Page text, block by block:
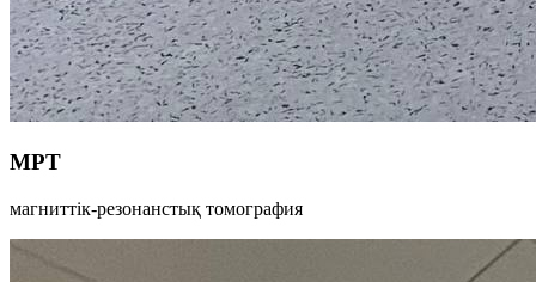
МРТ
магниттік-резонанстық томография